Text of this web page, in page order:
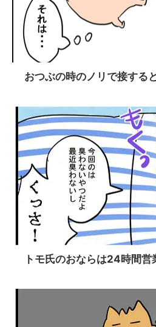
おつぶの時のノリで接する
トモ氏のおならは24時間営